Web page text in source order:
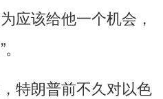
应该给他一个机会，
朗普前不久对以色